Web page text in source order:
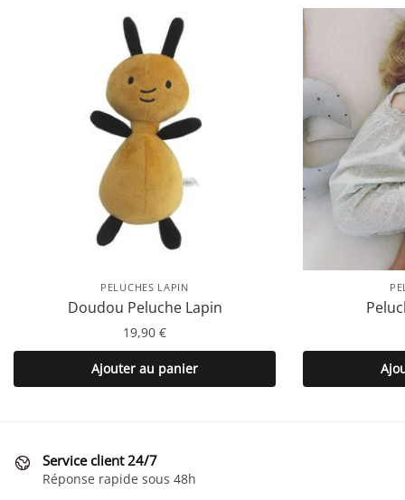
PELUCHES LAPIN
Doudou Peluche Lapin
19,90 €
Ajouter au panier
Service client 24/7
Réponse rapide sous 48h